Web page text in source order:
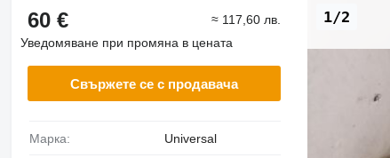
1/2
60 €
≈ 117,60 лв.
Уведомяване при промяна в цената
Свържете се с продавача
Марка: Universal